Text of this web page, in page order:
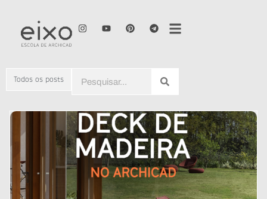
Todos os posts